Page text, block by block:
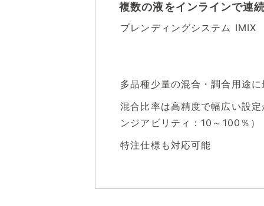
複数の液をインラインで連
ブレンディングシステム IMIX
多品種少量の混合・調合用途に
混合比率は高精度で幅広い設
ンジアビリティ：10～100％）
特注仕様も対応可能